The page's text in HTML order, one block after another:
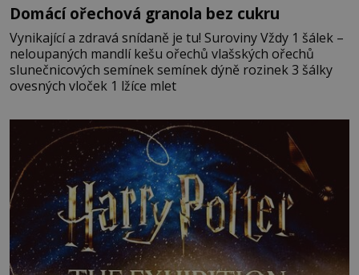
Domácí ořechová granola bez cukru
Vynikající a zdravá snídaně je tu! Suroviny Vždy 1 šálek –
neloupaných mandlí kešu ořechů vlašských ořechů
slunečnicových semínek semínek dýně rozinek 3 šálky
ovesných vloček 1 lžíce mlet